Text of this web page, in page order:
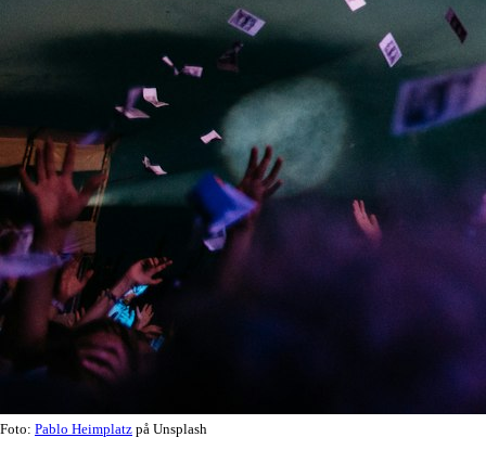
Foto: Pablo Heimplatz på Unsplash